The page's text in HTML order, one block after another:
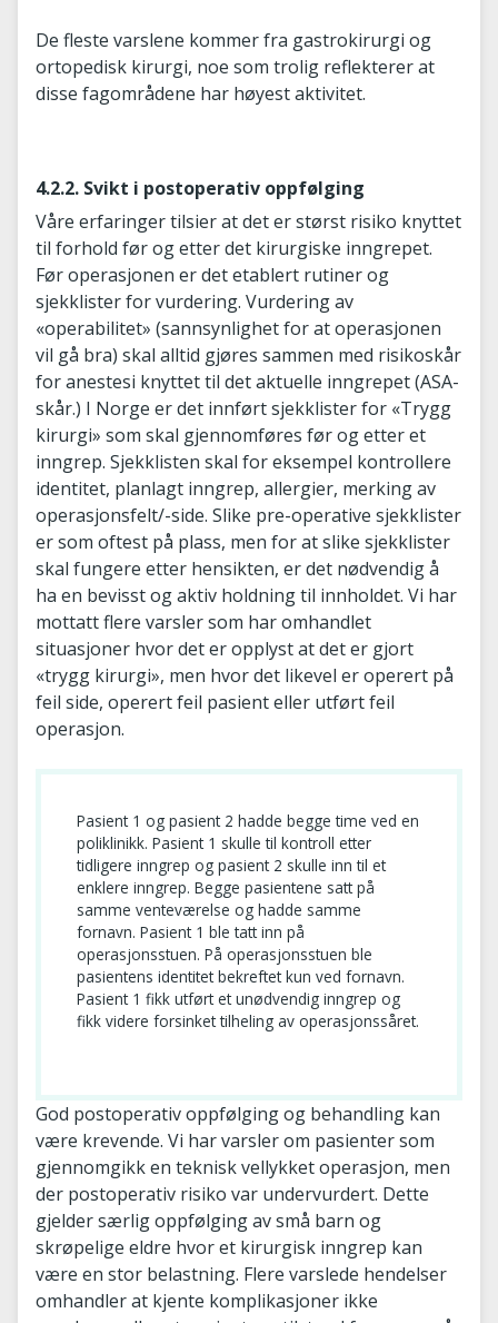
De fleste varslene kommer fra gastrokirurgi og
ortopedisk kirurgi, noe som trolig reflekterer at
disse fagområdene har høyest aktivitet.
4.2.2. Svikt i postoperativ oppfølging
Våre erfaringer tilsier at det er størst risiko knyttet
til forhold før og etter det kirurgiske inngrepet.
Før operasjonen er det etablert rutiner og
sjekklister for vurdering. Vurdering av
«operabilitet» (sannsynlighet for at operasjonen
vil gå bra) skal alltid gjøres sammen med risikoskår
for anestesi knyttet til det aktuelle inngrepet (ASA-
skår.) I Norge er det innført sjekklister for «Trygg
kirurgi» som skal gjennomføres før og etter et
inngrep. Sjekklisten skal for eksempel kontrollere
identitet, planlagt inngrep, allergier, merking av
operasjonsfelt/-side. Slike pre-operative sjekklister
er som oftest på plass, men for at slike sjekklister
skal fungere etter hensikten, er det nødvendig å
ha en bevisst og aktiv holdning til innholdet. Vi har
mottatt flere varsler som har omhandlet
situasjoner hvor det er opplyst at det er gjort
«trygg kirurgi», men hvor det likevel er operert på
feil side, operert feil pasient eller utført feil
operasjon.
Pasient 1 og pasient 2 hadde begge time ved en
poliklinikk. Pasient 1 skulle til kontroll etter
tidligere inngrep og pasient 2 skulle inn til et
enklere inngrep. Begge pasientene satt på
samme venteværelse og hadde samme
fornavn. Pasient 1 ble tatt inn på
operasjonsstuen. På operasjonsstuen ble
pasientens identitet bekreftet kun ved fornavn.
Pasient 1 fikk utført et unødvendig inngrep og
fikk videre forsinket tilheling av operasjonssåret.
God postoperativ oppfølging og behandling kan
være krevende. Vi har varsler om pasienter som
gjennomgikk en teknisk vellykket operasjon, men
der postoperativ risiko var undervurdert. Dette
gjelder særlig oppfølging av små barn og
skrøpelige eldre hvor et kirurgisk inngrep kan
være en stor belastning. Flere varslede hendelser
omhandler at kjente komplikasjoner ikke